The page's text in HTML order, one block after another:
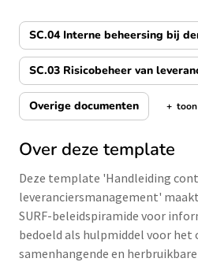
SC.04 Interne beheersing bij
SC.03 Risicobeheer van
Overige documenten de
+
Over deze template
Deze template 'Handleiding
leveranciersmanagement'
SURF-beleidspiramide voor
bedoeld als hulpmiddel voor het
samenhangende en